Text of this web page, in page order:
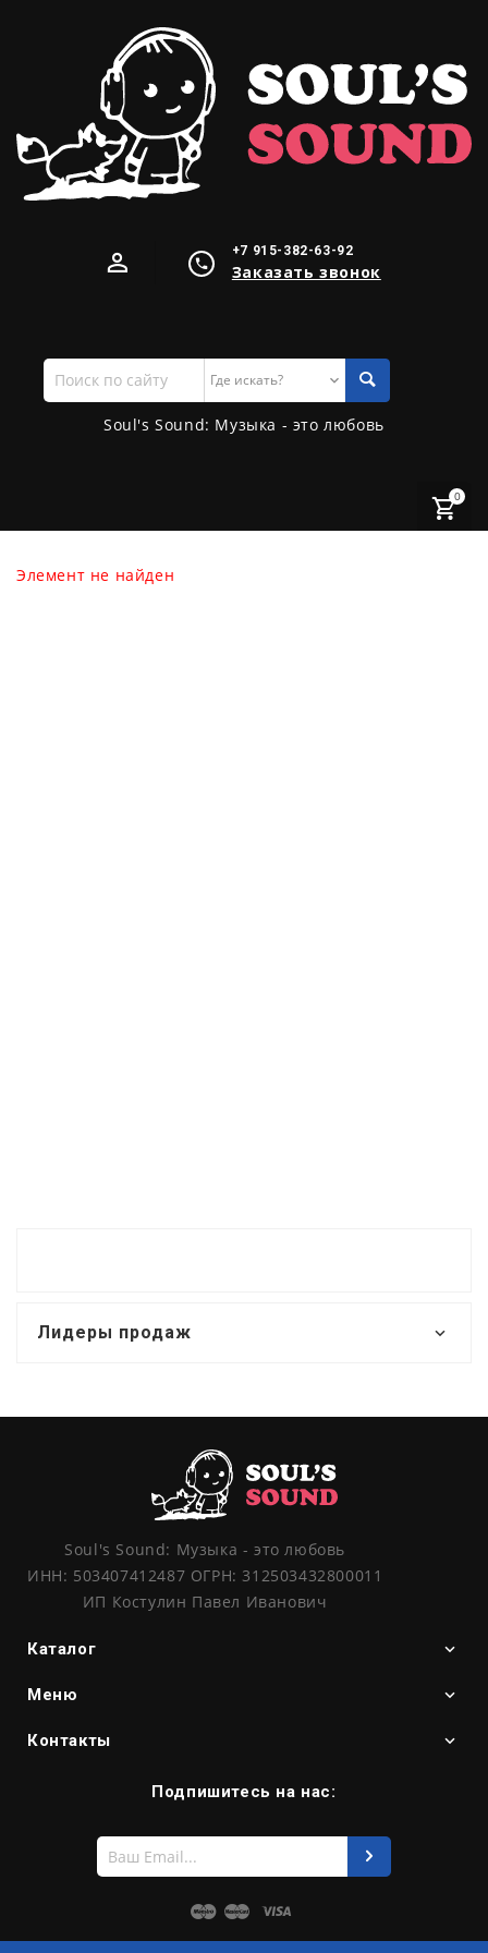
+7 915-382-63-92
Заказать звонок
Поиск
по
сайту
Soul's Sound: Музыка - это любовь
0
Элемент не найден
Лидеры продаж
Soul's Sound: Музыка - это любовь
ИНН: 503407412487 ОГРН: 312503432800011
ИП Костулин Павел Иванович
Каталог
Меню
Контакты
Подпишитесь на нас:
Введите
e-
Maestro
Master